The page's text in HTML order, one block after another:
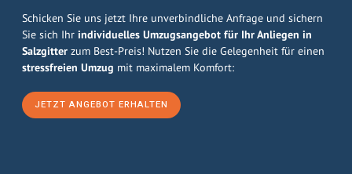
Schicken Sie uns jetzt Ihre unverbindliche Anfrage und sichern
Sie sich Ihr individuelles Umzugsangebot für Ihr Anliegen in
Salzgitter zum Best-Preis! Nutzen Sie die Gelegenheit für einen
stressfreien Umzug mit maximalem Komfort:
JETZT ANGEBOT ERHALTEN